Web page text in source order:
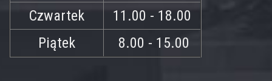
Czwartek
11.00 - 18.00
Piątek
8.00 - 15.00